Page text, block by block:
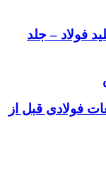
فولاد – جلد
فولادی قبل از